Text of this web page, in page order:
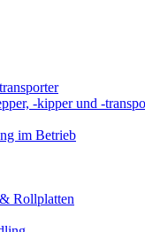
-kipper und -
im Betrieb
Rollplatten